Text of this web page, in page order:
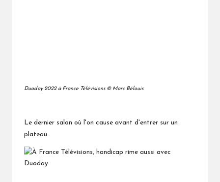
Duoday 2022 à France Télévisions © Marc Bélouis
Le dernier salon où l'on cause avant d'entrer sur un
plateau.